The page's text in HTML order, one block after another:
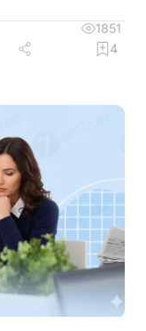
останній
у яких строк
реєстр
1851
4